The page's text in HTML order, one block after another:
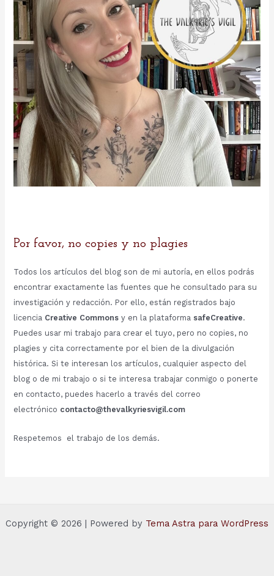
:
Por favor, no copies y no plagies
Todos los artículos del blog son de mi autoría, en ellos podrás
encontrar exactamente las fuentes que he consultado para su
investigación y redacción. Por ello, están registrados bajo
licencia Creative Commonsy en la plataforma safeCreative.
Puedes usar mi trabajo para crear el tuyo, pero no copies, no
plagies y cita correctamente por el bien de la divulgación
histórica. Si te interesan los artículos, cualquier aspecto del
blog o de mi trabajo o si te interesa trabajar conmigo o ponerte
en contacto, puedes hacerlo a través del correo
electrónico contacto@thevalkyriesvigil.com
Respetemos el trabajo de los demás.
Copyright © 2026 | Powered by Tema Astra para WordPress